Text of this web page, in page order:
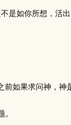
是如你所想，活
如果求问神，
。